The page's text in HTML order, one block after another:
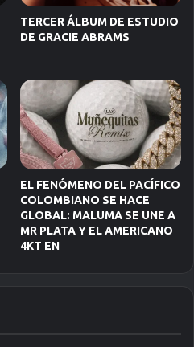
TERCER ÁLBUM DE ESTUDIO
DE GRACIE ABRAMS
EL FENÓMENO DEL PACÍFICO
COLOMBIANO SE HACE
GLOBAL: MALUMA SE UNE A
MR PLATA Y EL AMERICANO
4KT EN